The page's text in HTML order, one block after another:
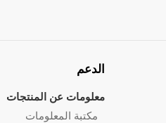
الدعم
معلومات عن المنتجات
مكتبة المعلومات